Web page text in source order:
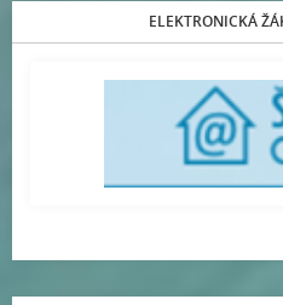
ELEKTRONICKÁ